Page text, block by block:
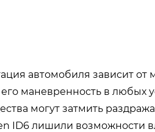
автомобиля зависит
маневренность в любых
могут затмить
ID6 лишили возможности